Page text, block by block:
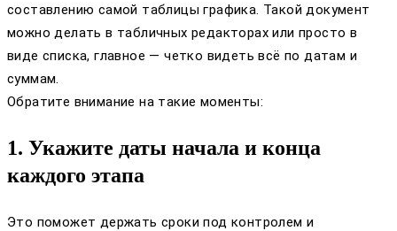
составлению самой таблицы графика. Такой документ
можно делать в табличных редакторах или просто в
виде списка, главное — четко видеть всё по датам и
суммам.
Обратите внимание на такие моменты:
1. Укажите даты начала и конца
каждого этапа
Это поможет держать сроки под контролем и